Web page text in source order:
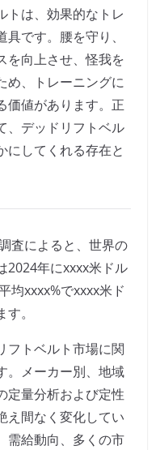
トは、効果的なトレ
です。腰を守り、
を向上させ、怪我を
め、トレーニングに
価値があります。正
、デッドリフトベル
にしてくれる存在と
査によると、世界の
2024年にxxxx米ドル
均xxxx%でxxxx米ド
。
フトベルト市場に関
。メーカー別、地域
定量分析および定性
え間なく変化してい
需給動向、多くの市